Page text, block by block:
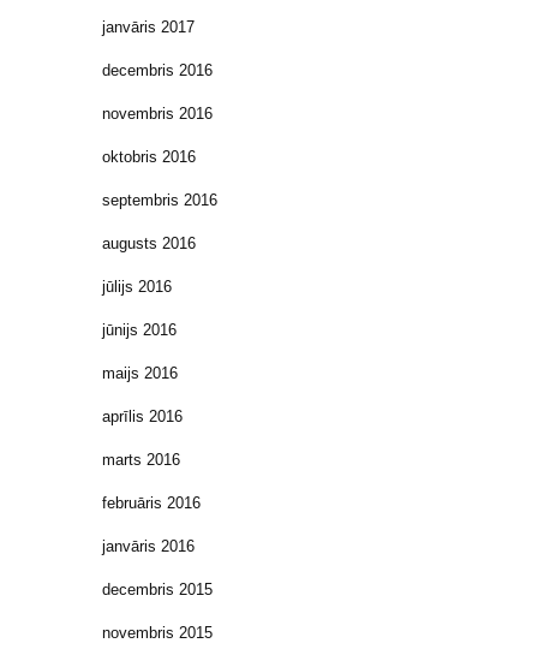
janvāris 2017
decembris 2016
novembris 2016
oktobris 2016
septembris 2016
augusts 2016
jūlijs 2016
jūnijs 2016
maijs 2016
aprīlis 2016
marts 2016
februāris 2016
janvāris 2016
decembris 2015
novembris 2015